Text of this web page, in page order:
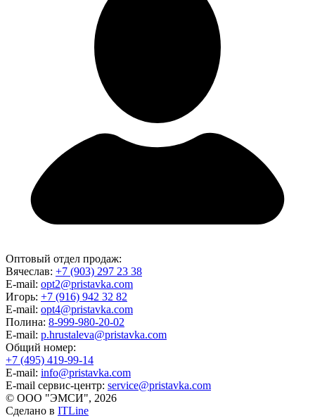
Оптовый отдел продаж:
Вячеслав: +7 (903) 297 23 38
E-mail: opt2@pristavka.com
Игорь: +7 (916) 942 32 82
E-mail: opt4@pristavka.com
Полина: 8-999-980-20-02
E-mail: p.hrustaleva@pristavka.com
Общий номер:
+7 (495) 419-99-14
E-mail: info@pristavka.com
E-mail сервис-центр: service@pristavka.com
© ООО "ЭМСИ", 2026
Сделано в ITLine